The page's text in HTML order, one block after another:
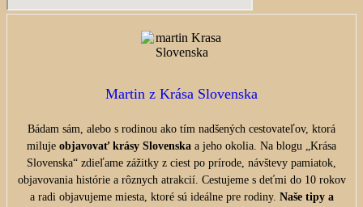
Martin z Krása Slovenska
Bádam sám, alebo s rodinou ako tím nadšených cestovateľov, ktorá
miluje objavovať krásy Slovenska a jeho okolia. Na blogu „Krása
Slovenska“ zdieľame zážitky z ciest po prírode, návštevy pamiatok,
objavovania histórie a rôznych atrakcií. Cestujeme s deťmi do 10 rokov
a radi objavujeme miesta, ktoré sú ideálne pre rodiny. Naše tipy a